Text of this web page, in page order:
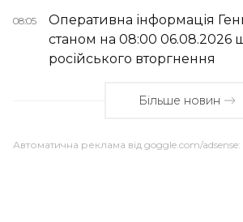
08:05
Оперативна інформація
станом на 08:00 06.08.2026
російського вторгнення
Більше новин
Автоматична реклама від goggle.com/adsense: